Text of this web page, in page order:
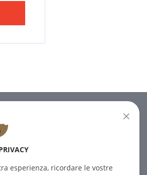
newsletter
esperienza, ricordare le vostre